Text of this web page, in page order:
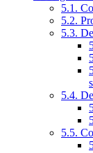
5.1.
5.2.
5.3.
5.4.
5.5.